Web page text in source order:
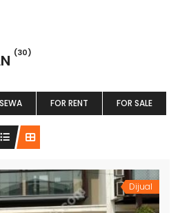
(30)
FOR RENT FOR SALE
Dijual